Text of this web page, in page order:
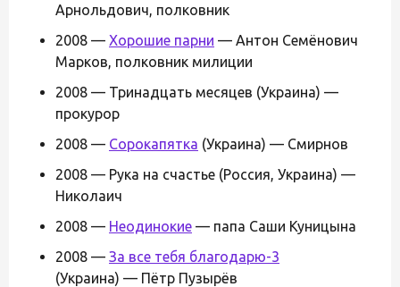
Арнольдович, полковник
2008 — Хорошие парни — Антон Семёнович
Марков, полковник милиции
2008 — Тринадцать месяцев (Украина) —
прокурор
2008 — Сорокапятка (Украина) — Смирнов
2008 — Рука на счастье (Россия, Украина) —
Николаич
2008 — Неодинокие — папа Саши Куницына
2008 — За все тебя благодарю-3
(Украина) — Пётр Пузырёв